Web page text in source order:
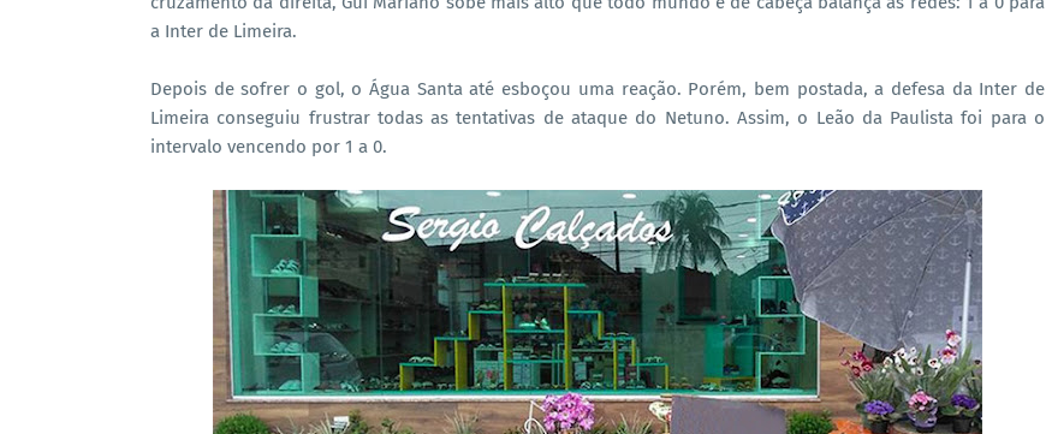
a Inter de Limeira.
Depois de sofrer o gol, o Água Santa até esboçou uma reação. Porém, bem postada, a defesa da Inter de
Limeira conseguiu frustrar todas as tentativas de ataque do Netuno. Assim, o Leão da Paulista foi para o
intervalo vencendo por 1 a 0.